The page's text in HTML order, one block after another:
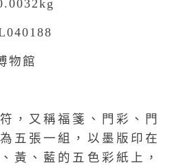
物館
，又稱福箋、門彩、門
五張一組，以墨版印在
黃、藍的五色彩紙上，